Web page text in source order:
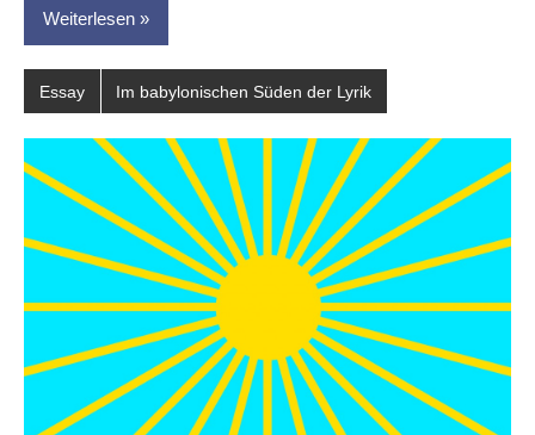
Weiterlesen
Essay Im babylonischen Süden der Lyrik